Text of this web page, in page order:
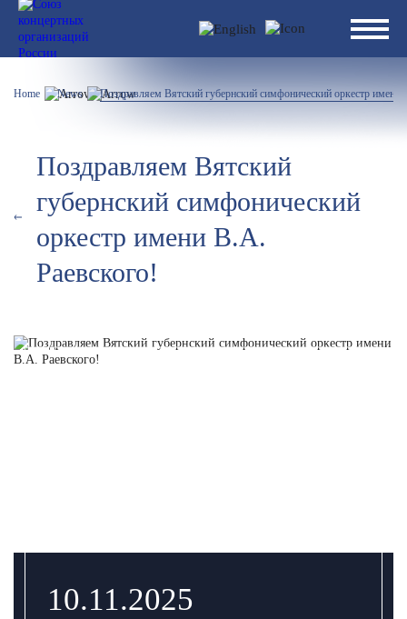
Home News Поздравляем Вятский губернский симфонический оркестр имени
Поздравляем Вятский
губернский симфонический
оркестр имени В.А.
Раевского!
10.11.2025